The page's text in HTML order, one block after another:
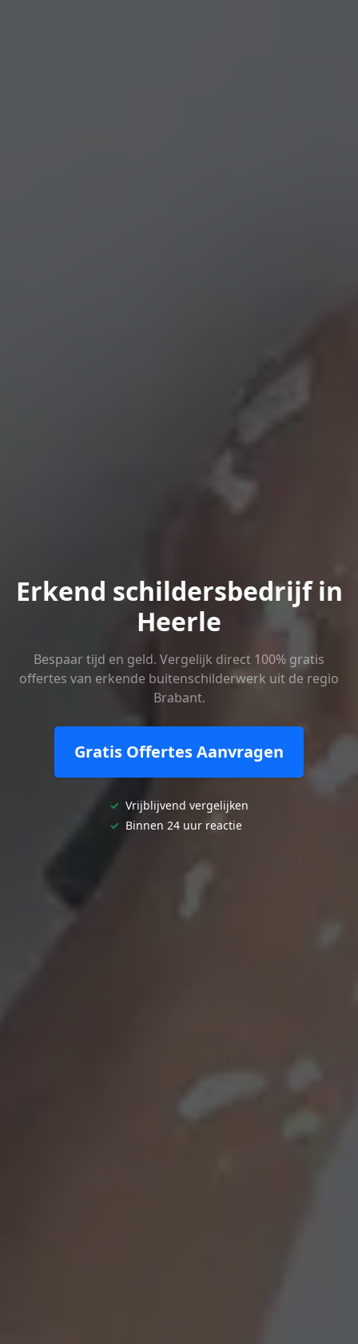
Erkend schildersbedrijf in
Heerle
Bespaar tijd en geld. Vergelijk direct 100% gratis
offertes van erkende buitenschilderwerk uit de regio
Brabant.
Gratis Offertes Aanvragen
✓ Vrijblijvend vergelijken
✓ Binnen 24 uur reactie